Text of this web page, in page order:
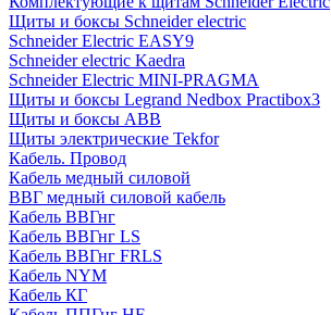
Щиты и боксы Schneider electric
Schneider Electric EASY9
Schneider electric Kaedra
Schneider Electric MINI-PRAGMA
Щиты и боксы Legrand Nedbox Practibox3
Щиты и боксы ABB
Щиты электрические Tekfor
Кабель. Провод
Кабель медный силовой
ВВГ медный силовой кабель
Кабель ВВГнг
Кабель ВВГнг LS
Кабель ВВГнг FRLS
Кабель NYM
Кабель КГ